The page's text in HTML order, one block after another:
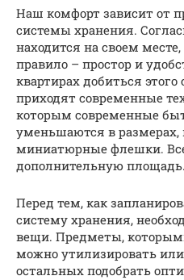
Наш комфорт зависит от
системы хранения.
находится на своем
правило – простор и
квартирах добиться
приходят современные
которым современные
уменьшаются в
миниатюрные флешки. Все
дополнительную площадь.
Перед тем, как
систему хранения,
вещи. Предметы,
можно утилизировать
остальных подобрать